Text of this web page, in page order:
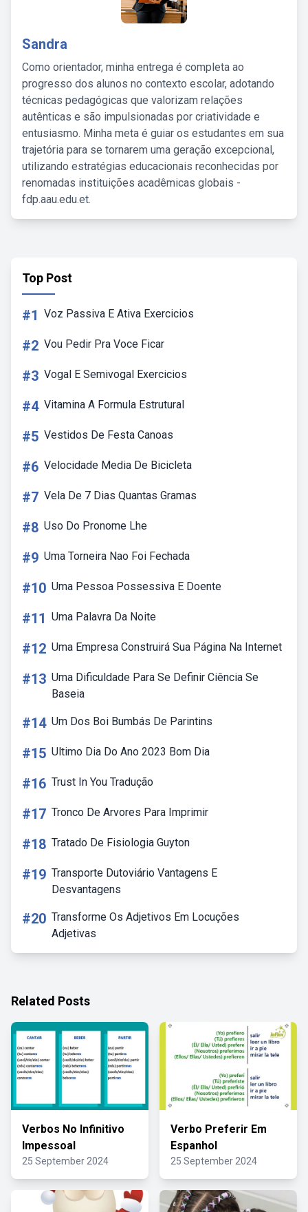
Sandra
Como orientador, minha entrega é completa ao
progresso dos alunos no contexto escolar, adotando
técnicas pedagógicas que valorizam relações
autênticas e são impulsionadas por criatividade e
entusiasmo. Minha meta é guiar os estudantes em sua
trajetória para se tornarem uma geração excepcional,
utilizando estratégias educacionais reconhecidas por
renomadas instituições acadêmicas globais -
fdp.aau.edu.et.
Top Post
#1 Voz Passiva E Ativa Exercicios
#2 Vou Pedir Pra Voce Ficar
#3 Vogal E Semivogal Exercicios
#4 Vitamina A Formula Estrutural
#5 Vestidos De Festa Canoas
#6 Velocidade Media De Bicicleta
#7 Vela De 7 Dias Quantas Gramas
#8 Uso Do Pronome Lhe
#9 Uma Torneira Nao Foi Fechada
#10 Uma Pessoa Possessiva E Doente
#11 Uma Palavra Da Noite
#12 Uma Empresa Construirá Sua Página Na Internet
#13 Uma Dificuldade Para Se Definir Ciência Se
Baseia
#14 Um Dos Boi Bumbás De Parintins
#15 Ultimo Dia Do Ano 2023 Bom Dia
#16 Trust In You Tradução
#17 Tronco De Arvores Para Imprimir
#18 Tratado De Fisiologia Guyton
#19 Transporte Dutoviário Vantagens E
Desvantagens
#20 Transforme Os Adjetivos Em Locuções
Adjetivas
Related Posts
Verbos No Infinitivo
Impessoal
25 September 2024
Verbo Preferir Em
Espanhol
25 September 2024